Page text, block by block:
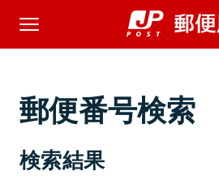
郵便番号検索
検索結果